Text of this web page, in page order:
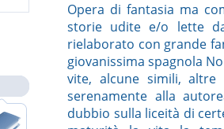
Opera di fantasia ma
storie udite e/o lette
rielaborato con grande
giovanissima spagnola
vite, alcune simili,
serenamente alla
dubbio sulla liceità di